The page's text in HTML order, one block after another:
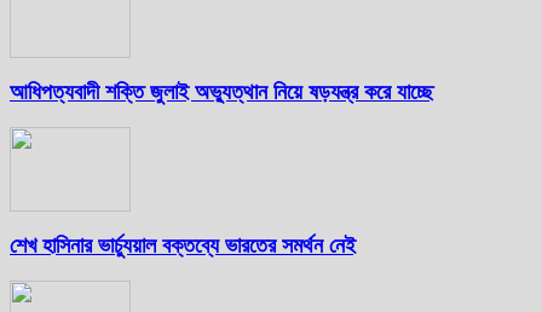
আধিপত্যবাদী শক্তি জুলাই অভ্যুত্থান নিয়ে ষড়যন্ত্র করে যাচ্ছে
শেখ হাসিনার ভার্চ্যুয়াল বক্তব্যে ভারতের সমর্থন নেই